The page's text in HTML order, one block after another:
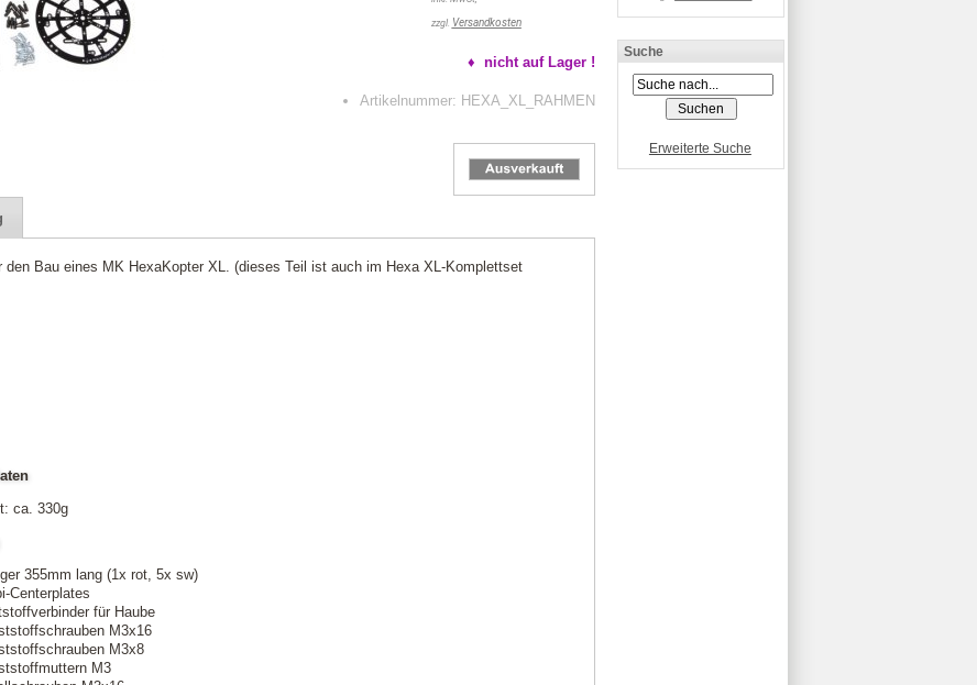
zzgl. Versandkosten
♦ nicht auf Lager !
Artikelnummer: HEXA_XL_RAHMEN
den Bau eines MK HexaKopter XL. (dieses Teil ist auch im Hexa XL-Komplettset
ca. 330g
355mm lang (1x rot, 5x sw)
Centerplates
für Haube
M3x16
M3x8
M3
Suche
Erweiterte Suche